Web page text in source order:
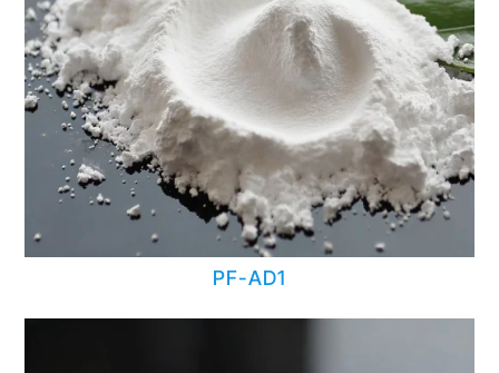
PF-AD1